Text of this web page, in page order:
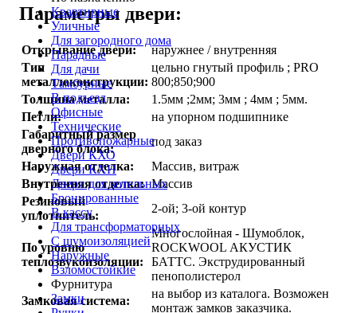
Квартирные
Уличные
Для загородного дома
Парадные
Для дачи
Тамбурные
В подъезд
Офисные
Технические
Противопожарные
Двери КХО
Двери КХН
Двери для котельных
Бронированные
В кассу
Для трансформаторных
С шумоизоляцией
Наружные
Взломостойкие
Фурнитура
Замки
Параметры двери:
Открывание двери:
наружнее / внутренняя
Тип
металлоконструкции:
цельно гнутый профиль ; PRO
800;850;900
Толщина металла:
1.5мм ;2мм; 3мм ; 4мм ; 5мм.
Петли:
на упорном подшипнике
Габаритный размер
дверного блока:
под заказ
Наружная отделка:
Массив, витраж
Внутренняя отделка: Массив
Резиновый
уплотнитель:
2-ой; 3-ой контур
По уровню
теплозвукоизоляции:
Многослойная - Шумоблок,
ROCKWOOL АКУСТИК
БАТТС. Экструдированный
пенополистерол
Замковая система:
на выбор из каталога. Возможен
монтаж замков заказчика.